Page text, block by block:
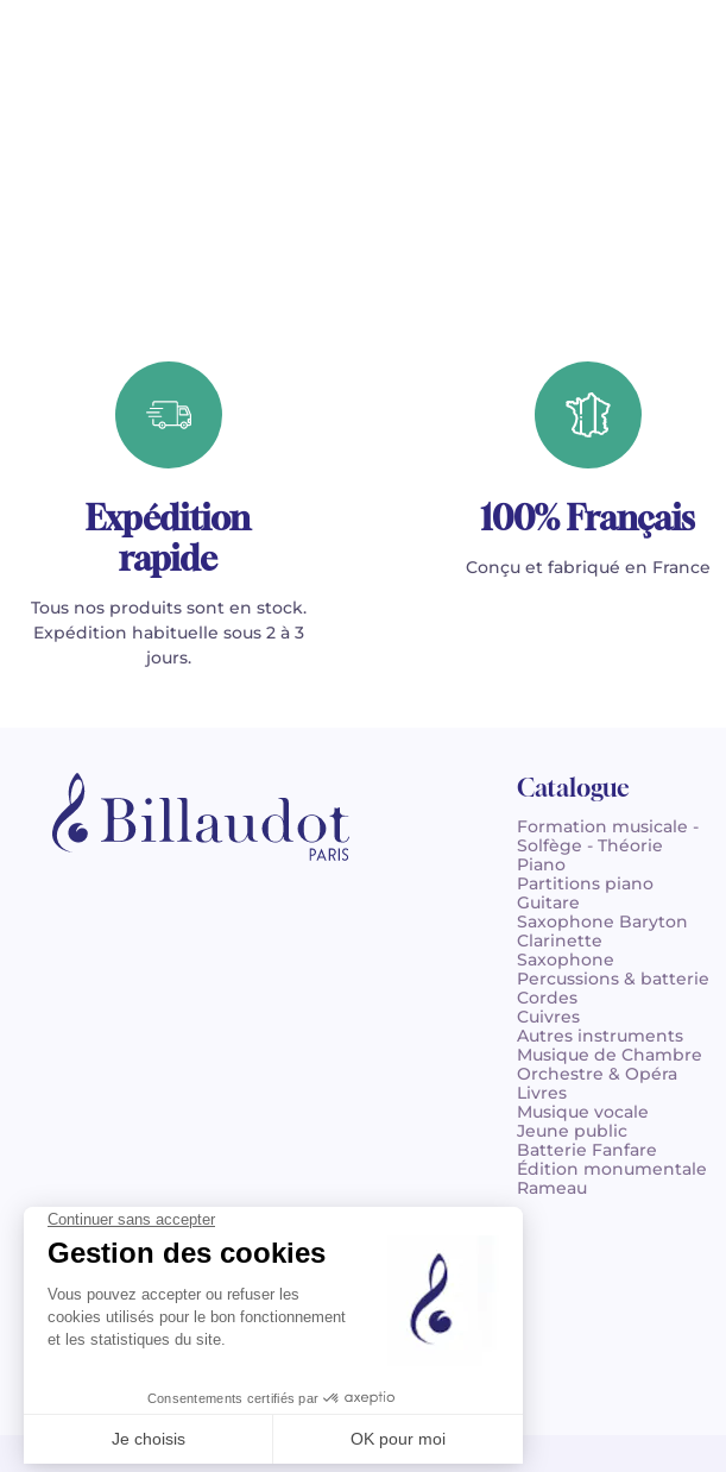
Expédition
rapide
Tous nos produits sont en stock.
Expédition habituelle sous 2 à 3
jours.
100% Français
Conçu et fabriqué en France
Catalogue
Formation musicale -
Solfège - Théorie
Piano
Partitions piano
Guitare
Saxophone Baryton
Clarinette
Saxophone
Percussions & batterie
Cordes
Cuivres
Autres instruments
Musique de Chambre
Orchestre & Opéra
Livres
Musique vocale
Jeune public
Batterie Fanfare
Édition monumentale
Rameau
© 2026 Billaudot Paris. Tous droits réservés